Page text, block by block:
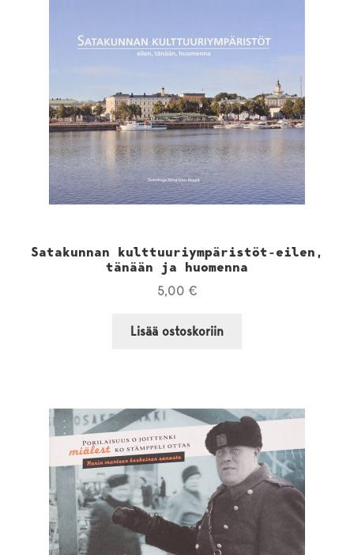
Satakunnan kulttuuriympäristöt-eilen,
tänään ja huomenna
5,00 €
Lisää ostoskoriin